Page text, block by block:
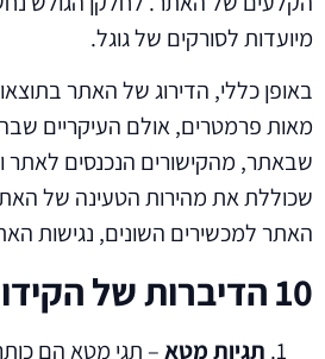
מיועדות לסורקים של גוגל.
באופן כללי, הדירוג של האתר
מאות פרמטרים, אולם העיקריים
שבאתר, מהקישורים הנכנסים לאתר
שכוללת את מהירות הטעינה של
האתר למכשירים השונים, נגישות
10 הדיברות של הקידום האורגני
תגיות מטא– תגי מטא הם